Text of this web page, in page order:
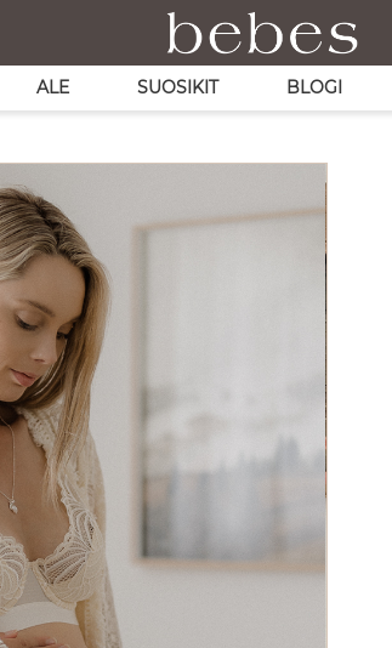
ALE SUOSIKIT BLOGI